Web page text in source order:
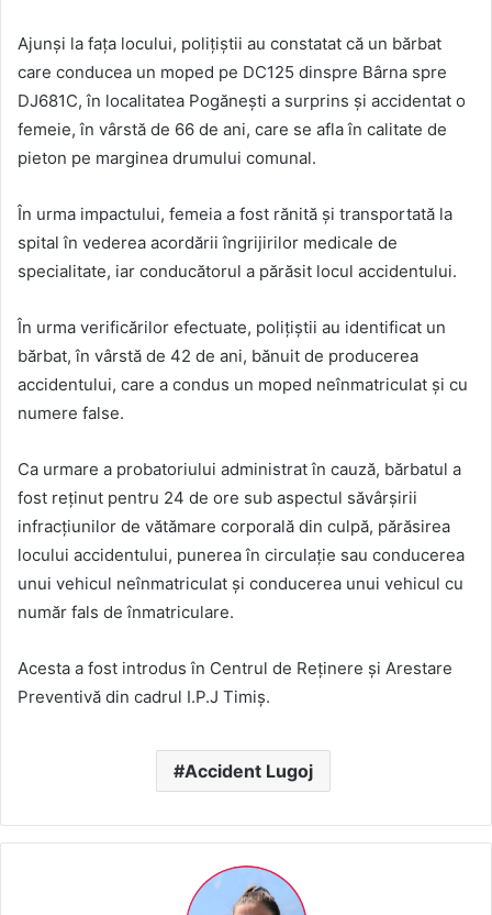
Ajunși la fața locului, polițiștii au constatat că un bărbat
care conducea un moped pe DC125 dinspre Bârna spre
DJ681C, în localitatea Pogănești a surprins și accidentat o
femeie, în vârstă de 66 de ani, care se afla în calitate de
pieton pe marginea drumului comunal.
În urma impactului, femeia a fost rănită și transportată la
spital în vederea acordării îngrijirilor medicale de
specialitate, iar conducătorul a părăsit locul accidentului.
În urma verificărilor efectuate, polițiștii au identificat un
bărbat, în vârstă de 42 de ani, bănuit de producerea
accidentului, care a condus un moped neînmatriculat și cu
numere false.
Ca urmare a probatoriului administrat în cauză, bărbatul a
fost reținut pentru 24 de ore sub aspectul săvârșirii
infracțiunilor de vătămare corporală din culpă, părăsirea
locului accidentului, punerea în circulație sau conducerea
unui vehicul neînmatriculat și conducerea unui vehicul cu
număr fals de înmatriculare.
Acesta a fost introdus în Centrul de Reținere și Arestare
Preventivă din cadrul I.P.J Timiș.
Accident Lugoj